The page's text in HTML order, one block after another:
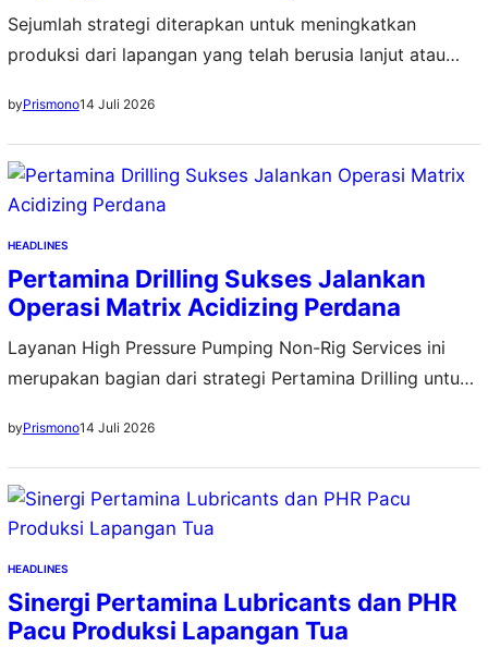
Sejumlah strategi diterapkan untuk meningkatkan
produksi dari lapangan yang telah berusia lanjut atau
byPrismono14 Juli 2026
HEADLINES
Pertamina Drilling Sukses Jalankan
Operasi Matrix Acidizing Perdana
Layanan High Pressure Pumping Non-Rig Services ini
merupakan bagian dari strategi Pertamina Drilling untuk
byPrismono14 Juli 2026
HEADLINES
Sinergi Pertamina Lubricants dan PHR
Pacu Produksi Lapangan Tua